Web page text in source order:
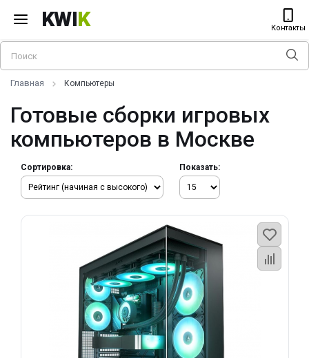
KWIK Контакты
Главная Компьютеры
Готовые сборки игровых
компьютеров в Москве
Сортировка: Показать: